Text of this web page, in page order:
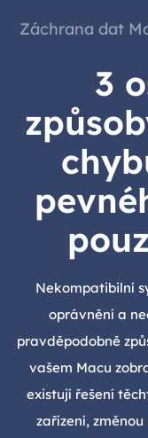
Záchrana dat
3
Nekompatibilní
oprávnění a
pravděpodobně
vašem Macu
existují řešení
zařízení,